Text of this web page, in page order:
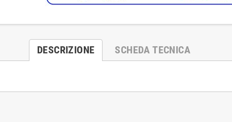
DESCRIZIONE SCHEDA TECNICA